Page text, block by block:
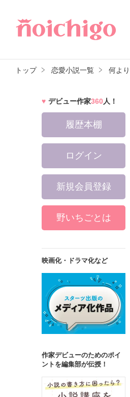
トップ 恋愛小説一覧 何よ
デビュー作家360人！
履歴本棚
ログイン
新規会員登録
野いちごとは
映画化・ドラマ化など
作家デビューのためのポイ
ントを編集部が伝授！